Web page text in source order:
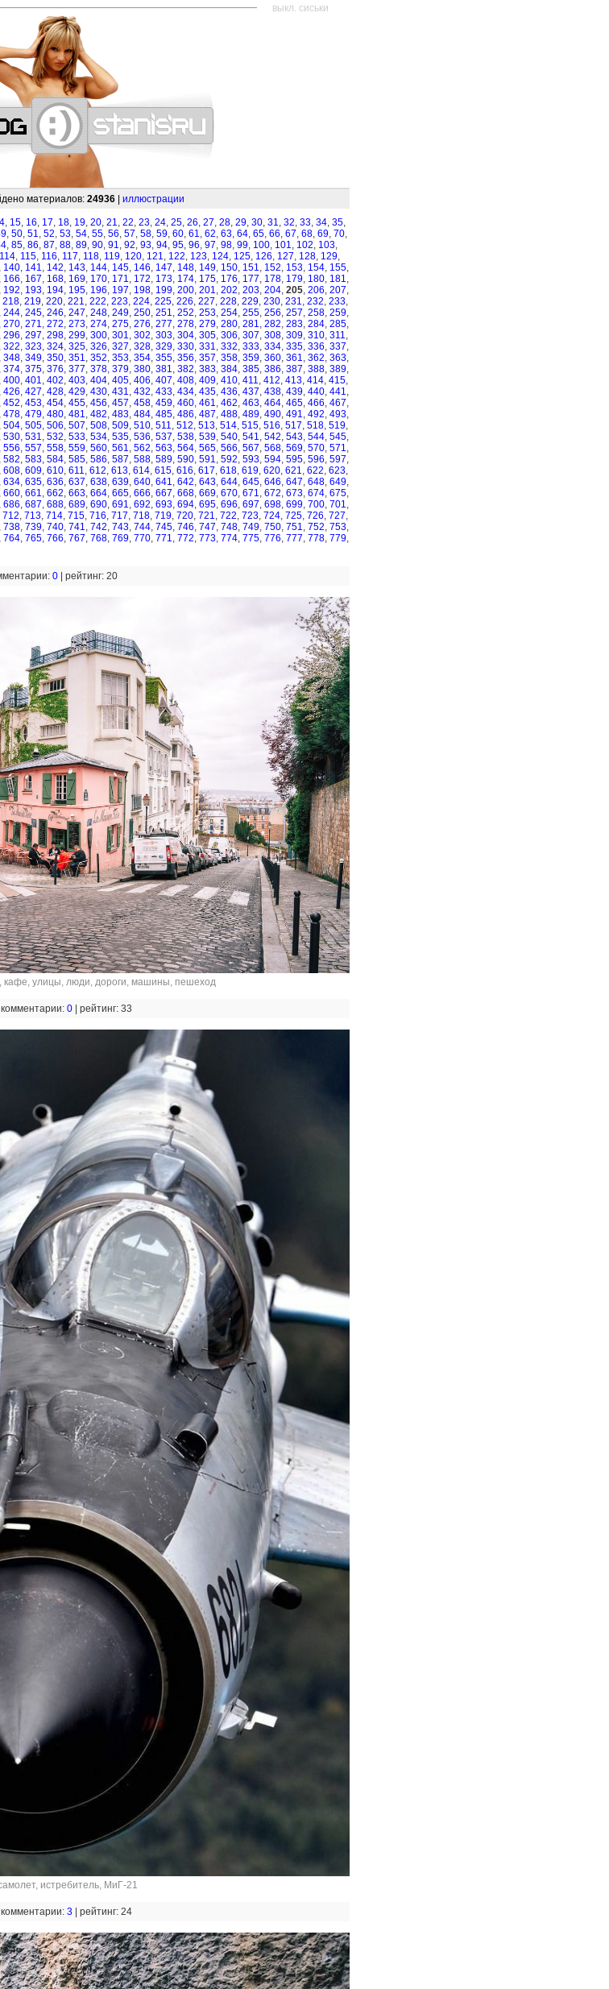
——————————————————— выкл. сиськи
материалов: 24936 иллюстрации
, 15, 16, 17, 18, 19, 20, 21, 22, 23, 24, 25, 26, 27, 28, 29, 30, 31, 32, 33, 34, 35,
, 50, 51, 52, 53, 54, 55, 56, 57, 58, 59, 60, 61, 62, 63, 64, 65, 66, 67, 68, 69, 70,
, 85, 86, 87, 88, 89, 90, 91, 92, 93, 94, 95, 96, 97, 98, 99, 100, 101, 102, 103,
114, 115, 116, 117, 118, 119, 120, 121, 122, 123, 124, 125, 126, 127, 128, 129,
, 140, 141, 142, 143, 144, 145, 146, 147, 148, 149, 150, 151, 152, 153, 154, 155,
, 166, 167, 168, 169, 170, 171, 172, 173, 174, 175, 176, 177, 178, 179, 180, 181,
, 192, 193, 194, 195, 196, 197, 198, 199, 200, 201, 202, 203, 204, 205, 206, 207,
218, 219, 220, 221, 222, 223, 224, 225, 226, 227, 228, 229, 230, 231, 232, 233,
, 244, 245, 246, 247, 248, 249, 250, 251, 252, 253, 254, 255, 256, 257, 258, 259,
, 270, 271, 272, 273, 274, 275, 276, 277, 278, 279, 280, 281, 282, 283, 284, 285,
, 296, 297, 298, 299, 300, 301, 302, 303, 304, 305, 306, 307, 308, 309, 310, 311,
, 322, 323, 324, 325, 326, 327, 328, 329, 330, 331, 332, 333, 334, 335, 336, 337,
, 348, 349, 350, 351, 352, 353, 354, 355, 356, 357, 358, 359, 360, 361, 362, 363,
, 374, 375, 376, 377, 378, 379, 380, 381, 382, 383, 384, 385, 386, 387, 388, 389,
, 400, 401, 402, 403, 404, 405, 406, 407, 408, 409, 410, 411, 412, 413, 414, 415,
, 426, 427, 428, 429, 430, 431, 432, 433, 434, 435, 436, 437, 438, 439, 440, 441,
, 452, 453, 454, 455, 456, 457, 458, 459, 460, 461, 462, 463, 464, 465, 466, 467,
, 478, 479, 480, 481, 482, 483, 484, 485, 486, 487, 488, 489, 490, 491, 492, 493,
, 504, 505, 506, 507, 508, 509, 510, 511, 512, 513, 514, 515, 516, 517, 518, 519,
, 530, 531, 532, 533, 534, 535, 536, 537, 538, 539, 540, 541, 542, 543, 544, 545,
, 556, 557, 558, 559, 560, 561, 562, 563, 564, 565, 566, 567, 568, 569, 570, 571,
, 582, 583, 584, 585, 586, 587, 588, 589, 590, 591, 592, 593, 594, 595, 596, 597,
, 608, 609, 610, 611, 612, 613, 614, 615, 616, 617, 618, 619, 620, 621, 622, 623,
, 634, 635, 636, 637, 638, 639, 640, 641, 642, 643, 644, 645, 646, 647, 648, 649,
, 660, 661, 662, 663, 664, 665, 666, 667, 668, 669, 670, 671, 672, 673, 674, 675,
, 686, 687, 688, 689, 690, 691, 692, 693, 694, 695, 696, 697, 698, 699, 700, 701,
712, 713, 714, 715, 716, 717, 718, 719, 720, 721, 722, 723, 724, 725, 726, 727,
, 738, 739, 740, 741, 742, 743, 744, 745, 746, 747, 748, 749, 750, 751, 752, 753,
, 764, 765, 766, 767, 768, 769, 770, 771, 772, 773, 774, 775, 776, 777, 778, 779,
0 рейтинг: 20
, кафе, улицы, люди, дороги, машины, пешеход
комментарии: 0 рейтинг: 33
, истребитель, МиГ-21
комментарии: 3 рейтинг: 24